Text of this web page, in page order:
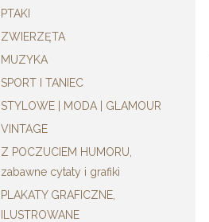
PTAKI
ZWIERZĘTA
MUZYKA
SPORT I TANIEC
STYLOWE | MODA | GLAMOUR
VINTAGE
Z POCZUCIEM HUMORU,
zabawne cytaty i grafiki
PLAKATY GRAFICZNE,
ILUSTROWANE